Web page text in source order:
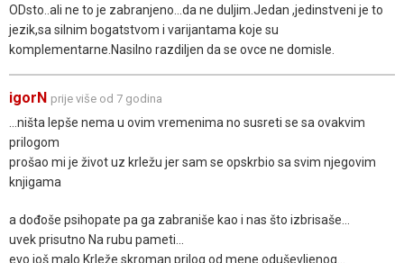
ODsto..ali ne to je zabranjeno...da ne duljim.Jedan ,jedinstveni je to
jezik,sa silnim bogatstvom i varijantama koje su
komplementarne.Nasilno razdiljen da se ovce ne domisle.
igorN prije više od 7 godina
...ništa lepše nema u ovim vremenima no susreti se sa ovakvim
prilogom
prošao mi je život uz krležu jer sam se opskrbio sa svim njegovim
knjigama
a dođoše psihopate pa ga zabraniše kao i nas što izbrisaše...
uvek prisutno Na rubu pameti...
evo još malo Krleže skroman prilog od mene oduševljenog...